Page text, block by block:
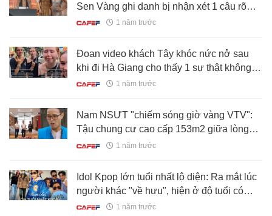
Sen Vàng ghi danh bị nhận xét 1 câu rõ
thái độ, màn đáp trả của Ngọc Châu gây
1 năm trước
Đoạn video khách Tây khóc nức nở sau
khi đi Hà Giang cho thấy 1 sự thật không
thể chối cãi1 năm trước
Nam NSƯT "chiếm sóng giờ vàng VTV":
Tậu chung cư cao cấp 153m2 giữa lòng
Hà Nội
1 năm trước
Idol Kpop lớn tuổi nhất lộ diện: Ra mắt lúc
người khác "về hưu", hiện ở độ tuổi có
thể... lên chức ông!
1 năm trước